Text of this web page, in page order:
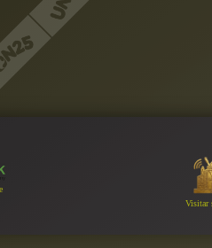
Visitar